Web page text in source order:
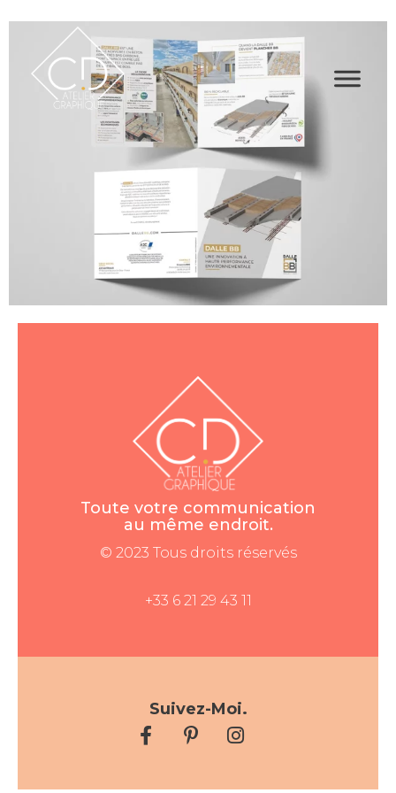
Toute votre communication
au même endroit.
© 2023 Tous droits réservés
+33 6 21 29 43 11
Suivez-Moi.